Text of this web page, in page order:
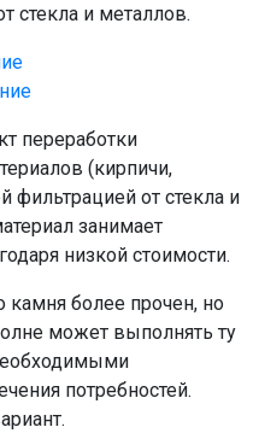
стекла и металлов.
переработки
(кирпичи,
фильтрацией от стекла и
занимает
низкой стоимости.
камня более прочен, но
может выполнять ту
потребностей.